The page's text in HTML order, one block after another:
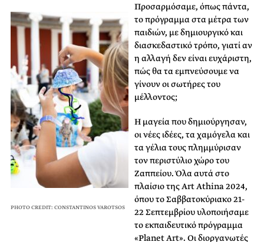
PHOTO CREDIT: CONSTANTINOS VAROTSOS
Προσαρμόσαμε, όπως πάντα,
το πρόγραμμα στα μέτρα των
παιδιών, με δημιουργικό και
διασκεδαστικό τρόπο, γιατί αν
η αλλαγή δεν είναι ευχάριστη,
πώς θα τα εμπνεύσουμε να
γίνουν οι σωτήρες του
μέλλοντος;
Η μαγεία που δημιούργησαν,
οι νέες ιδέες, τα χαμόγελα και
τα γέλια τους πλημμύρισαν
τον περιστύλιο χώρο του
Ζαππείου. Όλα αυτά στο
πλαίσιο της Art Athina 2024,
όπου το Σαββατοκύριακο 21-
22 Σεπτεμβρίου υλοποιήσαμε
το εκπαιδευτικό πρόγραμμα
«Planet Art». Οι διοργανωτές